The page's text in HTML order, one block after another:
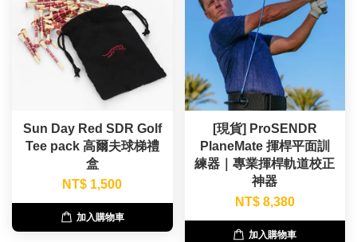
Sun Day Red SDR Golf
Tee pack 高爾夫球梯禮
盒
NT$ 1,500
加入購物車
[現貨] ProSENDR
PlaneMate 揮桿平面訓
練器｜專業揮桿軌道校正
神器
NT$ 8,380
加入購物車